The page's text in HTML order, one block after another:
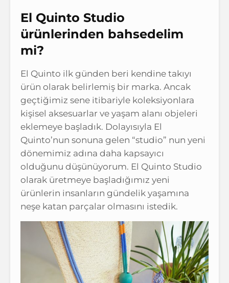
El Quinto Studio
ürünlerinden bahsedelim
mi?
El Quinto ilk günden beri kendine takıyı
ürün olarak belirlemiş bir marka. Ancak
geçtiğimiz sene itibariyle koleksiyonlara
kişisel aksesuarlar ve yaşam alanı objeleri
eklemeye başladık. Dolayısıyla El
Quinto’nun sonuna gelen “studio” nun yeni
dönemimiz adına daha kapsayıcı
olduğunu düşünüyorum. El Quinto Studio
olarak üretmeye başladığımız yeni
ürünlerin insanların gündelik yaşamına
neşe katan parçalar olmasını istedik.